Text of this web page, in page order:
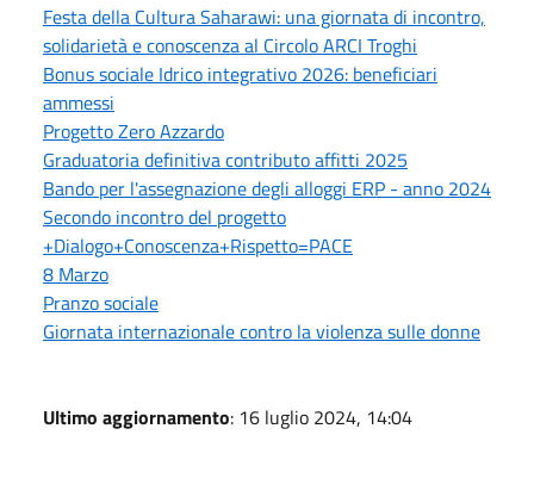
Festa della Cultura Saharawi: una giornata di incontro,
solidarietà e conoscenza al Circolo ARCI Troghi
Bonus sociale Idrico integrativo 2026: beneficiari
ammessi
Progetto Zero Azzardo
Graduatoria definitiva contributo affitti 2025
Bando per l'assegnazione degli alloggi ERP - anno 2024
Secondo incontro del progetto
+Dialogo+Conoscenza+Rispetto=PACE
8 Marzo
Pranzo sociale
Giornata internazionale contro la violenza sulle donne
Ultimo aggiornamento: 16 luglio 2024, 14:04